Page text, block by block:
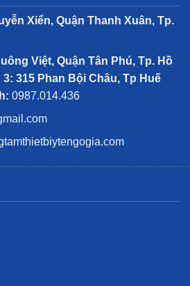
Xiển, Quận Thanh Xuân, Tp.
Việt, Quận Tân Phú, Tp. Hồ
315 Phan Bội Châu, Tp Huế
0987.014.436